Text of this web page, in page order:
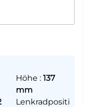
Höhe : 137
mm
Lenkradpositi